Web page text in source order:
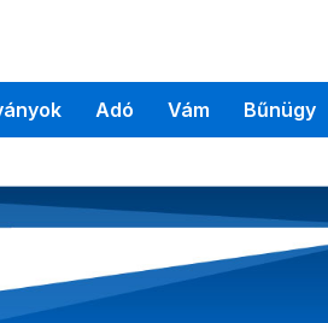
Adó Vám Bűnügy